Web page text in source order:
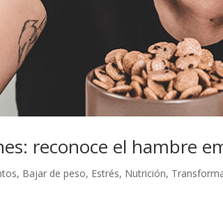
reconoce el hambre
, Bajar de peso, Estrés, Nutrición,